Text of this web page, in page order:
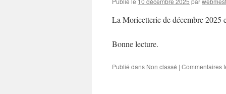
La Moricetterie de décembre 2025
Bonne lecture.
Publié dans Non classé | Commentaires